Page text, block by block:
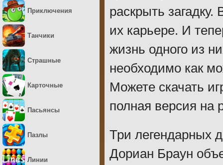
раскрыть
их карьере. И
жизнь одного из
необходимо как
Можете скачать
полная версия на
Три легендарных
Дориан Браун
Приключения
Танчики
Страшные
Карточные
Пасьянсы
Пазлы
Линии